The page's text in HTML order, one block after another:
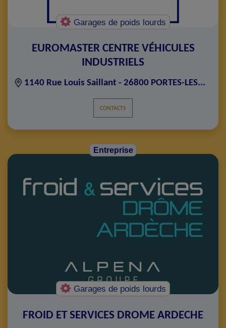
Garages de poids lourds
EUROMASTER CENTRE VÉHICULES
INDUSTRIELS
1140 Rue Louis Saillant - 26800 PORTES-LES...
CONTACTS
Entreprise
Garages de poids lourds
FROID ET SERVICES DROME ARDECHE